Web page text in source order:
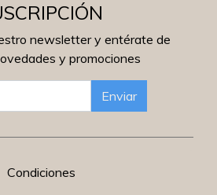
newsletter y entérate de
y promociones
Enviar
Condiciones